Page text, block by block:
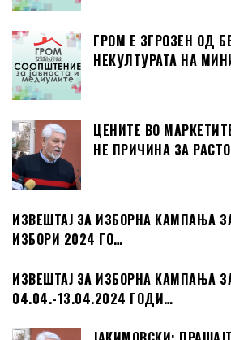
ГРОМ Е ЗГРОЗЕН ОД
НЕКУЛТУРАТА НА
ЦЕНИТЕ ВО
НЕ ПРИЧИНА ЗА
ИЗВЕШТАЈ ЗА ИЗБОРНА КАМПАЊА
ИЗБОРИ 2024 ГО…
ИЗВЕШТАЈ ЗА ИЗБОРНА КАМПАЊА
04.04.-13.04.2024 ГОДИ…